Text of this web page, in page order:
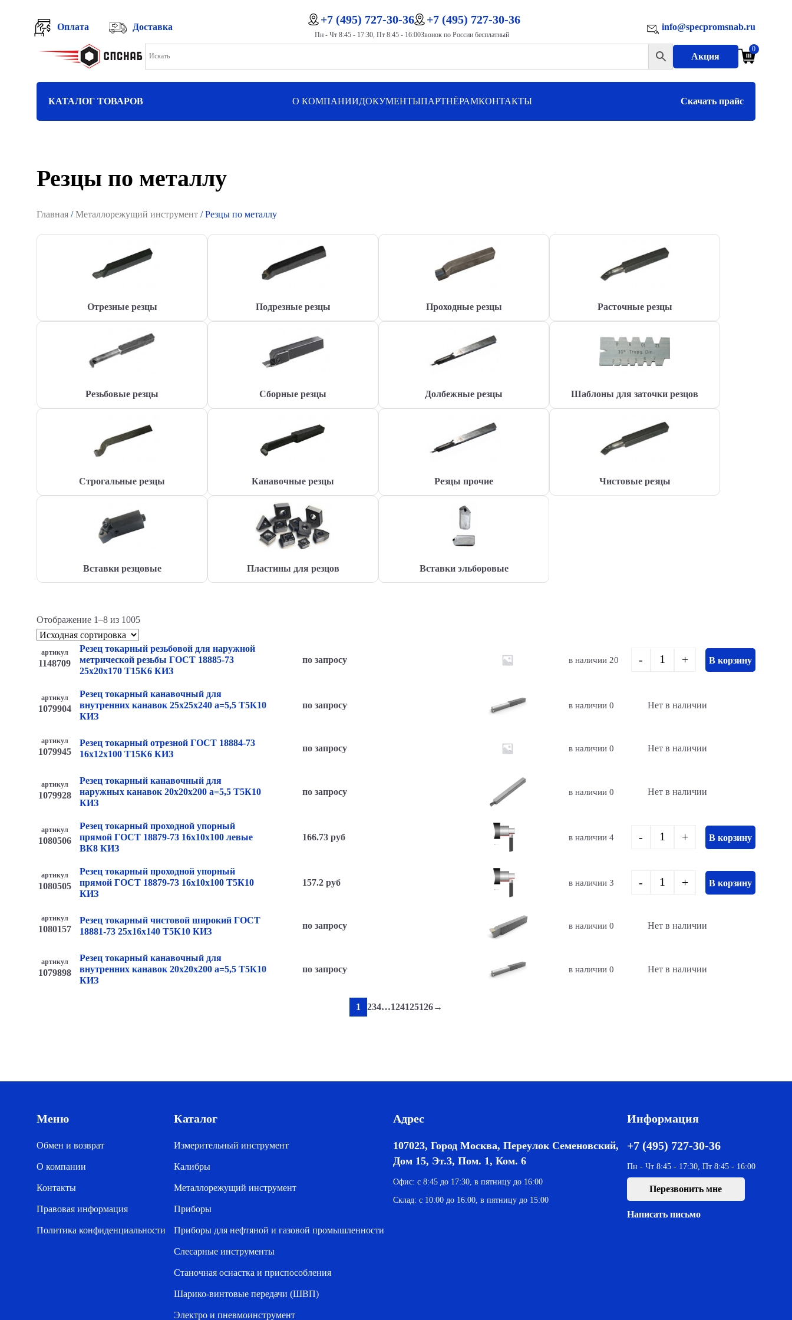
Оплата Доставка
+7 (495) 727-30-36
Пн - Чт 8:45 - 17:30, Пт 8:45 - 16:00
+7 (495) 727-30-36
Звонок по России бесплатный
info@specpromsnab.ru
Акция
0
КАТАЛОГ ТОВАРОВ О КОМПАНИИДОКУМЕНТЫПАРТНЁРАМКОНТАКТЫ Скачать прайс
Резцы по металлу
Главная /Металлорежущий инструмент / Резцы по металлу
Отрезные резцы Подрезные резцы Проходные резцы Расточные резцы
Резьбовые резцы Сборные резцы Долбежные резцы Шаблоны для заточки резцов
Строгальные резцы Канавочные резцы Резцы прочие Чистовые резцы
Вставки резцовые Пластины для резцов Вставки эльборовые
Отображение 1–8 из 1005
артикул
1148709
Резец токарный резьбовой для наружной
метрической резьбы ГОСТ 18885-73
25х20х170 Т15К6 КИЗ
по запросу в наличии 20
Quantity
- + В корзину
артикул
1079904
Резец токарный канавочный для
внутренних канавок 25х25х240 a=5,5 Т5К10
КИЗ
по запросу в наличии 0 Нет в наличии
артикул
1079945
Резец токарный отрезной ГОСТ 18884-73
16х12х100 Т15К6 КИЗ
по запросу в наличии 0 Нет в наличии
артикул
1079928
Резец токарный канавочный для
наружных канавок 20х20х200 a=5,5 Т5К10
КИЗ
по запросу в наличии 0 Нет в наличии
артикул
1080506
Резец токарный проходной упорный
прямой ГОСТ 18879-73 16х10х100 левые
ВК8 КИЗ
166.73 руб в наличии 4
Quantity
- + В корзину
артикул
1080505
Резец токарный проходной упорный
прямой ГОСТ 18879-73 16х10х100 Т5К10
КИЗ
157.2 руб в наличии 3
Quantity
- + В корзину
артикул
1080157
Резец токарный чистовой широкий ГОСТ
18881-73 25х16х140 Т5К10 КИЗ
по запросу в наличии 0 Нет в наличии
артикул
1079898
Резец токарный канавочный для
внутренних канавок 20х20х200 a=5,5 Т5К10
КИЗ
по запросу в наличии 0 Нет в наличии
1 234…124125126→
Меню
Обмен и возврат
О компании
Контакты
Правовая информация
Политика конфиденциальности
Каталог
Измерительный инструмент
Калибры
Металлорежущий инструмент
Приборы
Приборы для нефтяной и газовой промышленности
Слесарные инструменты
Станочная оснастка и приспособления
Шарико-винтовые передачи (ШВП)
Электро и пневмоинструмент
Адрес
107023, Город Москва, Переулок Семеновский,
Дом 15, Эт.3, Пом. 1, Ком. 6
Офис: с 8:45 до 17:30, в пятницу до 16:00
Склад: с 10:00 до 16:00, в пятницу до 15:00
Информация
+7 (495) 727-30-36
Пн - Чт 8:45 - 17:30, Пт 8:45 - 16:00
Перезвонить мне
Написать письмо